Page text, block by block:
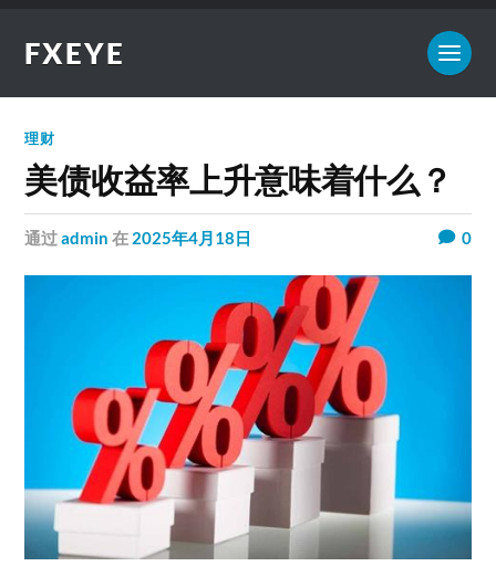
FXEYE
理财
美债收益率上升意味着什么？
通过admin 在 2025年4月18日 0